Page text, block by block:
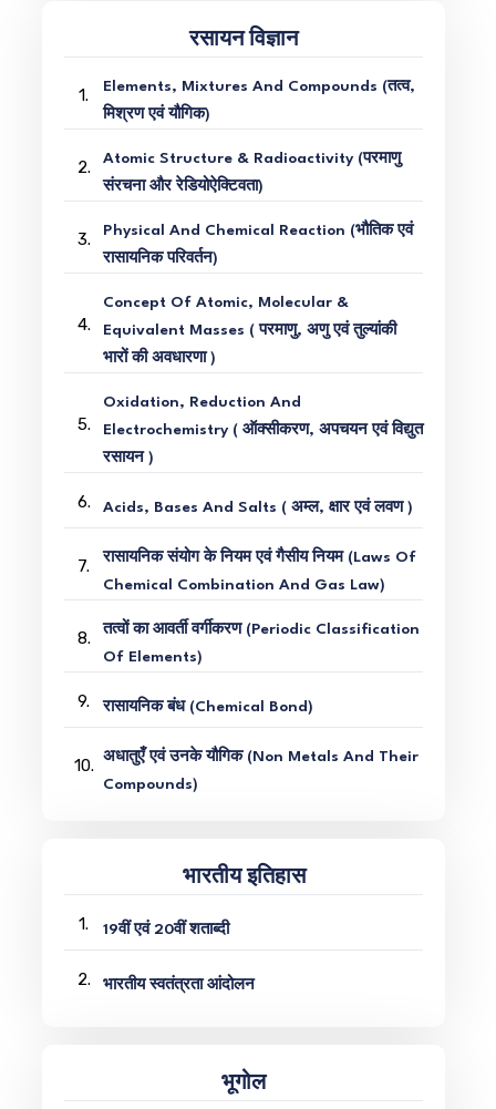
रसायन विज्ञान
1.
Elements, Mixtures And Compounds (तत्व,
मिश्रण एवं यौगिक)
2.
Atomic Structure & Radioactivity (परमाणु
संरचना और रेडियोऐक्टिवता)
3.
Physical And Chemical Reaction (भौतिक एवं
रासायनिक परिवर्तन)
4.
Concept Of Atomic, Molecular &
Equivalent Masses ( परमाणु, अणु एवं तुल्यांकी
भारों की अवधारणा )
5.
Oxidation, Reduction And
Electrochemistry ( ऑक्सीकरण, अपचयन एवं विद्युत
रसायन )
6. Acids, Bases And Salts ( अम्ल, क्षार एवं लवण )
7.
रासायनिक संयोग के नियम एवं गैसीय नियम (Laws Of
Chemical Combination And Gas Law)
8.
तत्वों का आवर्ती वर्गीकरण (Periodic Classification
Of Elements)
9. रासायनिक बंध (Chemical Bond)
10.
अधातुएँ एवं उनके यौगिक (Non Metals And Their
Compounds)
भारतीय इतिहास
1. 19वीं एवं 20वीं शताब्दी
2. भारतीय स्वतंत्रता आंदोलन
भूगोल